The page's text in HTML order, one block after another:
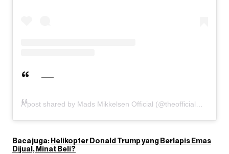
A post shared by Mads Mikkelsen Official (@theofficialmads)
Baca juga:Helikopter Donald Trump yang Berlapis Emas
Dijual, Minat Beli?